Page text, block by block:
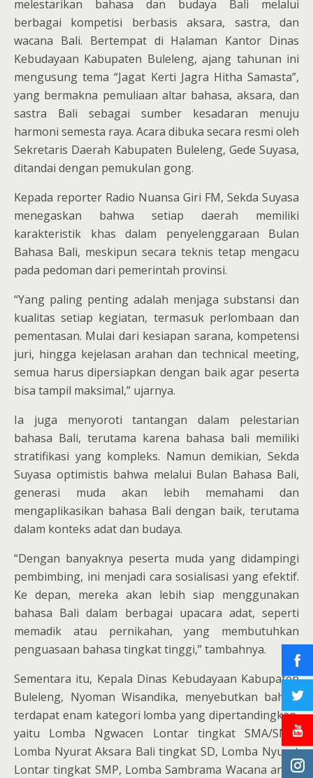
melestarikan bahasa dan budaya Bali melalui
berbagai kompetisi berbasis aksara, sastra, dan
wacana Bali. Bertempat di Halaman Kantor Dinas
Kebudayaan Kabupaten Buleleng, ajang tahunan ini
mengusung tema “Jagat Kerti Jagra Hitha Samasta”,
yang bermakna pemuliaan altar bahasa, aksara, dan
sastra Bali sebagai sumber kesadaran menuju
harmoni semesta raya. Acara dibuka secara resmi oleh
Sekretaris Daerah Kabupaten Buleleng, Gede Suyasa,
ditandai dengan pemukulan gong.
Kepada reporter Radio Nuansa Giri FM, Sekda Suyasa
menegaskan bahwa setiap daerah memiliki
karakteristik khas dalam penyelenggaraan Bulan
Bahasa Bali, meskipun secara teknis tetap mengacu
pada pedoman dari pemerintah provinsi.
“Yang paling penting adalah menjaga substansi dan
kualitas setiap kegiatan, termasuk perlombaan dan
pementasan. Mulai dari kesiapan sarana, kompetensi
juri, hingga kejelasan arahan dan technical meeting,
semua harus dipersiapkan dengan baik agar peserta
bisa tampil maksimal,” ujarnya.
Ia juga menyoroti tantangan dalam pelestarian
bahasa Bali, terutama karena bahasa bali memiliki
stratifikasi yang kompleks. Namun demikian, Sekda
Suyasa optimistis bahwa melalui Bulan Bahasa Bali,
generasi muda akan lebih memahami dan
mengaplikasikan bahasa Bali dengan baik, terutama
dalam konteks adat dan budaya.
“Dengan banyaknya peserta muda yang didampingi
pembimbing, ini menjadi cara sosialisasi yang efektif.
Ke depan, mereka akan lebih siap menggunakan
bahasa Bali dalam berbagai upacara adat, seperti
memadik atau pernikahan, yang membutuhkan
penguasaan bahasa tingkat tinggi,” tambahnya.
Sementara itu, Kepala Dinas Kebudayaan Kabupaten
Buleleng, Nyoman Wisandika, menyebutkan bahwa
terdapat enam kategori lomba yang dipertandingkan,
yaitu Lomba Ngwacen Lontar tingkat SMA/SMK,
Lomba Nyurat Aksara Bali tingkat SD, Lomba Nyurat
Lontar tingkat SMP, Lomba Sambrama Wacana antar